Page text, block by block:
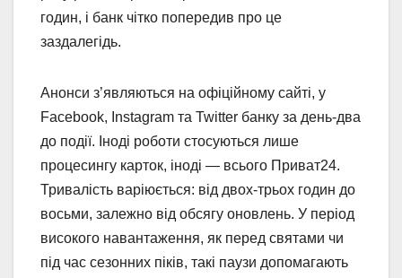
годин, і банк чітко попередив про це
заздалегідь.
Анонси з’являються на офіційному сайті, у
Facebook, Instagram та Twitter банку за день-два
до події. Іноді роботи стосуються лише
процесингу карток, іноді — всього Приват24.
Тривалість варіюється: від двох-трьох годин до
восьми, залежно від обсягу оновлень. У період
високого навантаження, як перед святами чи
під час сезонних піків, такі паузи допомагають